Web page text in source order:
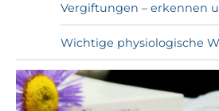
Vergiftungen – erkennen
Wichtige physiologische